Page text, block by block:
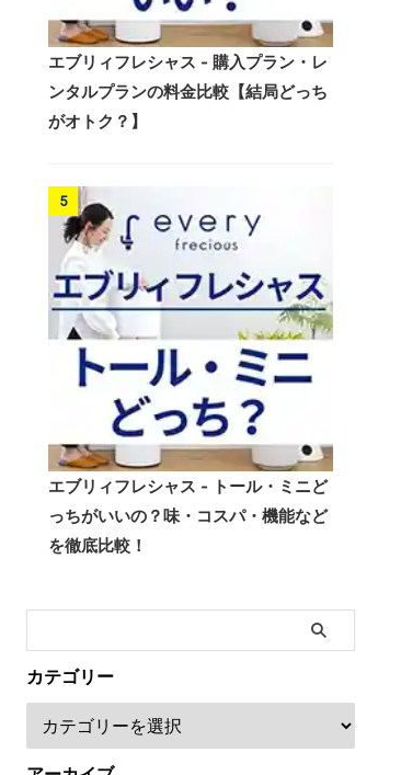
エブリィフレシャス - 購入プラン・レ
ンタルプランの料金比較【結局どっち
がオトク？】
5
エブリィフレシャス - トール・ミニど
っちがいいの？味・コスパ・機能など
を徹底比較！
カテゴリー